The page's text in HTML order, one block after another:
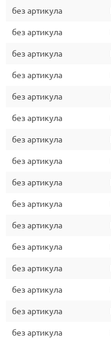
без артикула
без артикула
без артикула
без артикула
без артикула
без артикула
без артикула
без артикула
без артикула
без артикула
без артикула
без артикула
без артикула
без артикула
без артикула
без артикула